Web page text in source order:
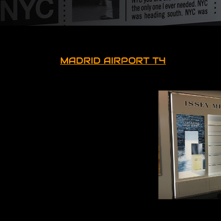
MADRID AIRPORT T4